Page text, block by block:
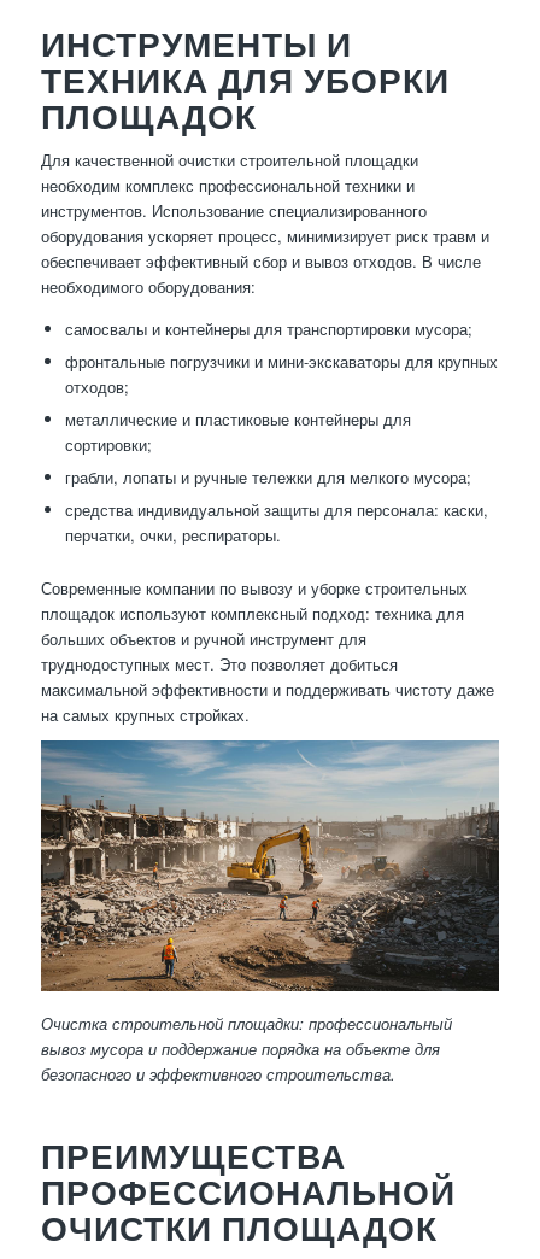
ИНСТРУМЕНТЫ И
ТЕХНИКА ДЛЯ УБОРКИ
ПЛОЩАДОК
Для качественной очистки строительной площадки
необходим комплекс профессиональной техники и
инструментов. Использование специализированного
оборудования ускоряет процесс, минимизирует риск травм и
обеспечивает эффективный сбор и вывоз отходов. В числе
необходимого оборудования:
самосвалы и контейнеры для транспортировки мусора;
фронтальные погрузчики и мини-экскаваторы для крупных
отходов;
металлические и пластиковые контейнеры для
сортировки;
грабли, лопаты и ручные тележки для мелкого мусора;
средства индивидуальной защиты для персонала: каски,
перчатки, очки, респираторы.
Современные компании по вывозу и уборке строительных
площадок используют комплексный подход: техника для
больших объектов и ручной инструмент для
труднодоступных мест. Это позволяет добиться
максимальной эффективности и поддерживать чистоту даже
на самых крупных стройках.
Очистка строительной площадки: профессиональный
вывоз мусора и поддержание порядка на объекте для
безопасного и эффективного строительства.
ПРЕИМУЩЕСТВА
ПРОФЕССИОНАЛЬНОЙ
ОЧИСТКИ ПЛОЩАДОК